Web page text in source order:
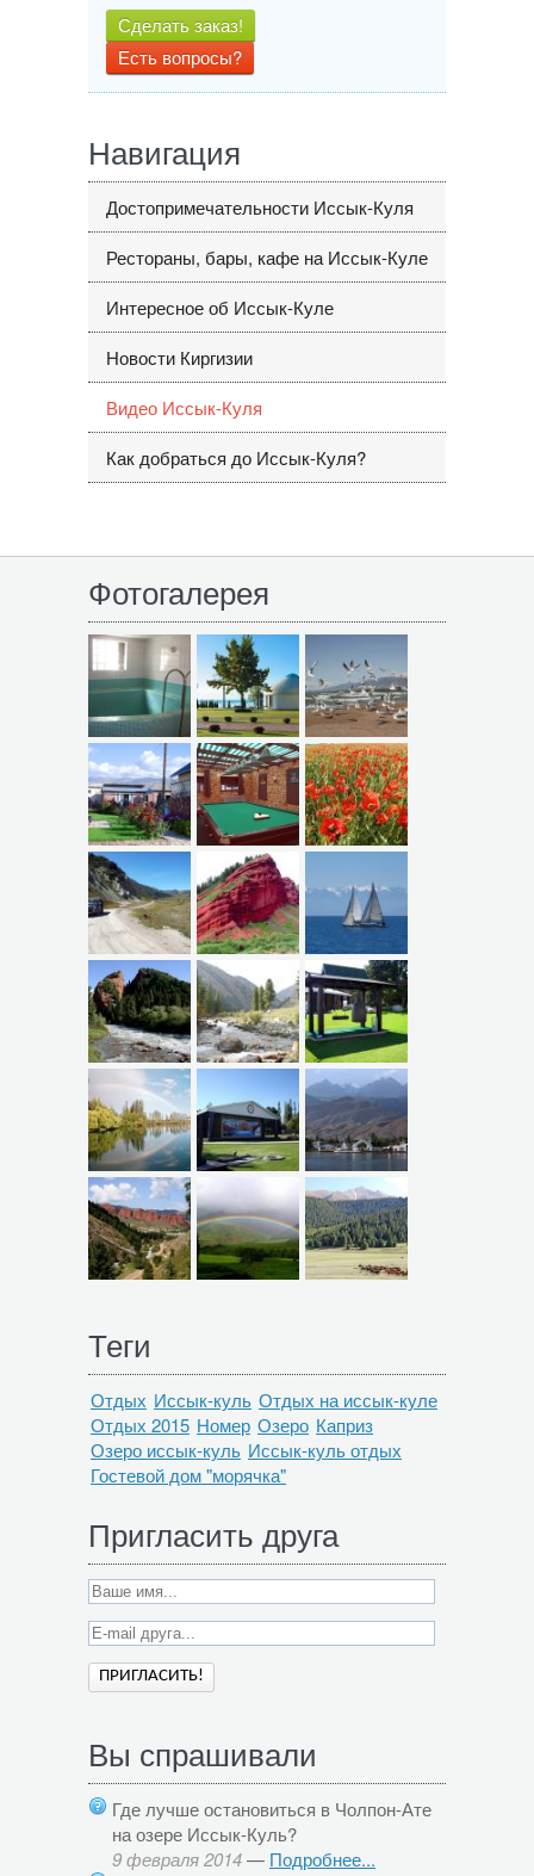
Сделать заказ!
Есть вопросы?
Навигация
Достопримечательности Иссык-Куля
Рестораны, бары, кафе на Иссык-Куле
Интересное об Иссык-Куле
Новости Киргизии
Видео Иссык-Куля
Как добраться до Иссык-Куля?
Фотогалерея
Теги
Отдых Иссык-куль Отдых на иссык-куле
Отдых 2015 Номер Озеро Каприз
Озеро иссык-куль Иссык-куль отдых
Гостевой дом "морячка"
Пригласить друга
Вы спрашивали
Где лучше остановиться в Чолпон-Ате
на озере Иссык-Куль?
9 февраля 2014— Подробнее...